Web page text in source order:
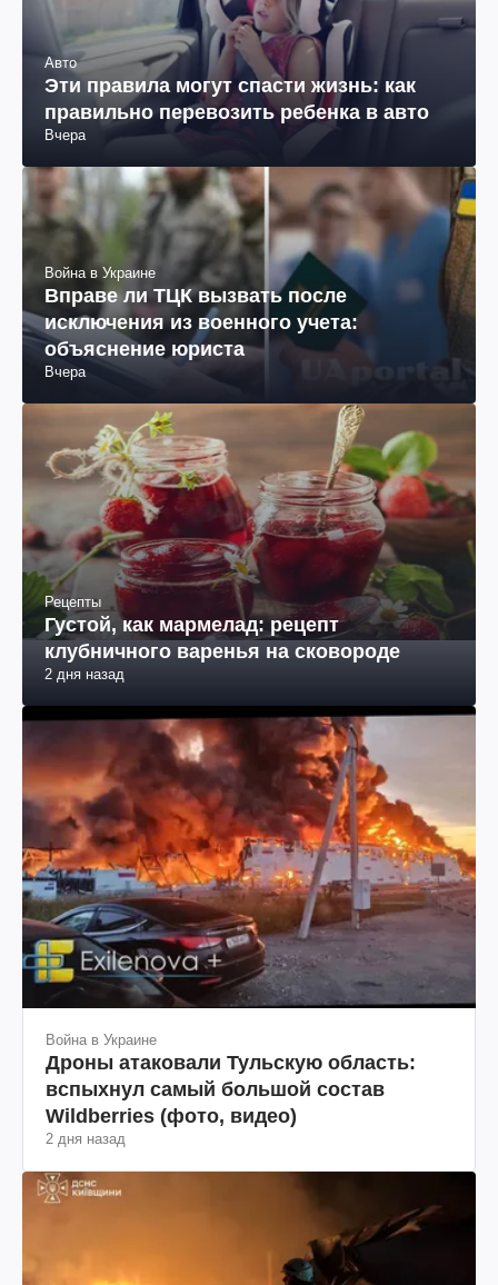
Авто
Эти правила могут спасти жизнь: как
правильно перевозить ребенка в авто
Война в Украине
Вправе ли ТЦК вызвать после
исключения из военного учета:
объяснение юриста
Рецепты
Густой, как мармелад: рецепт
клубничного варенья на сковороде
Война в Украине
Дроны атаковали Тульскую область:
вспыхнул самый большой состав
Wildberries (фото, видео)